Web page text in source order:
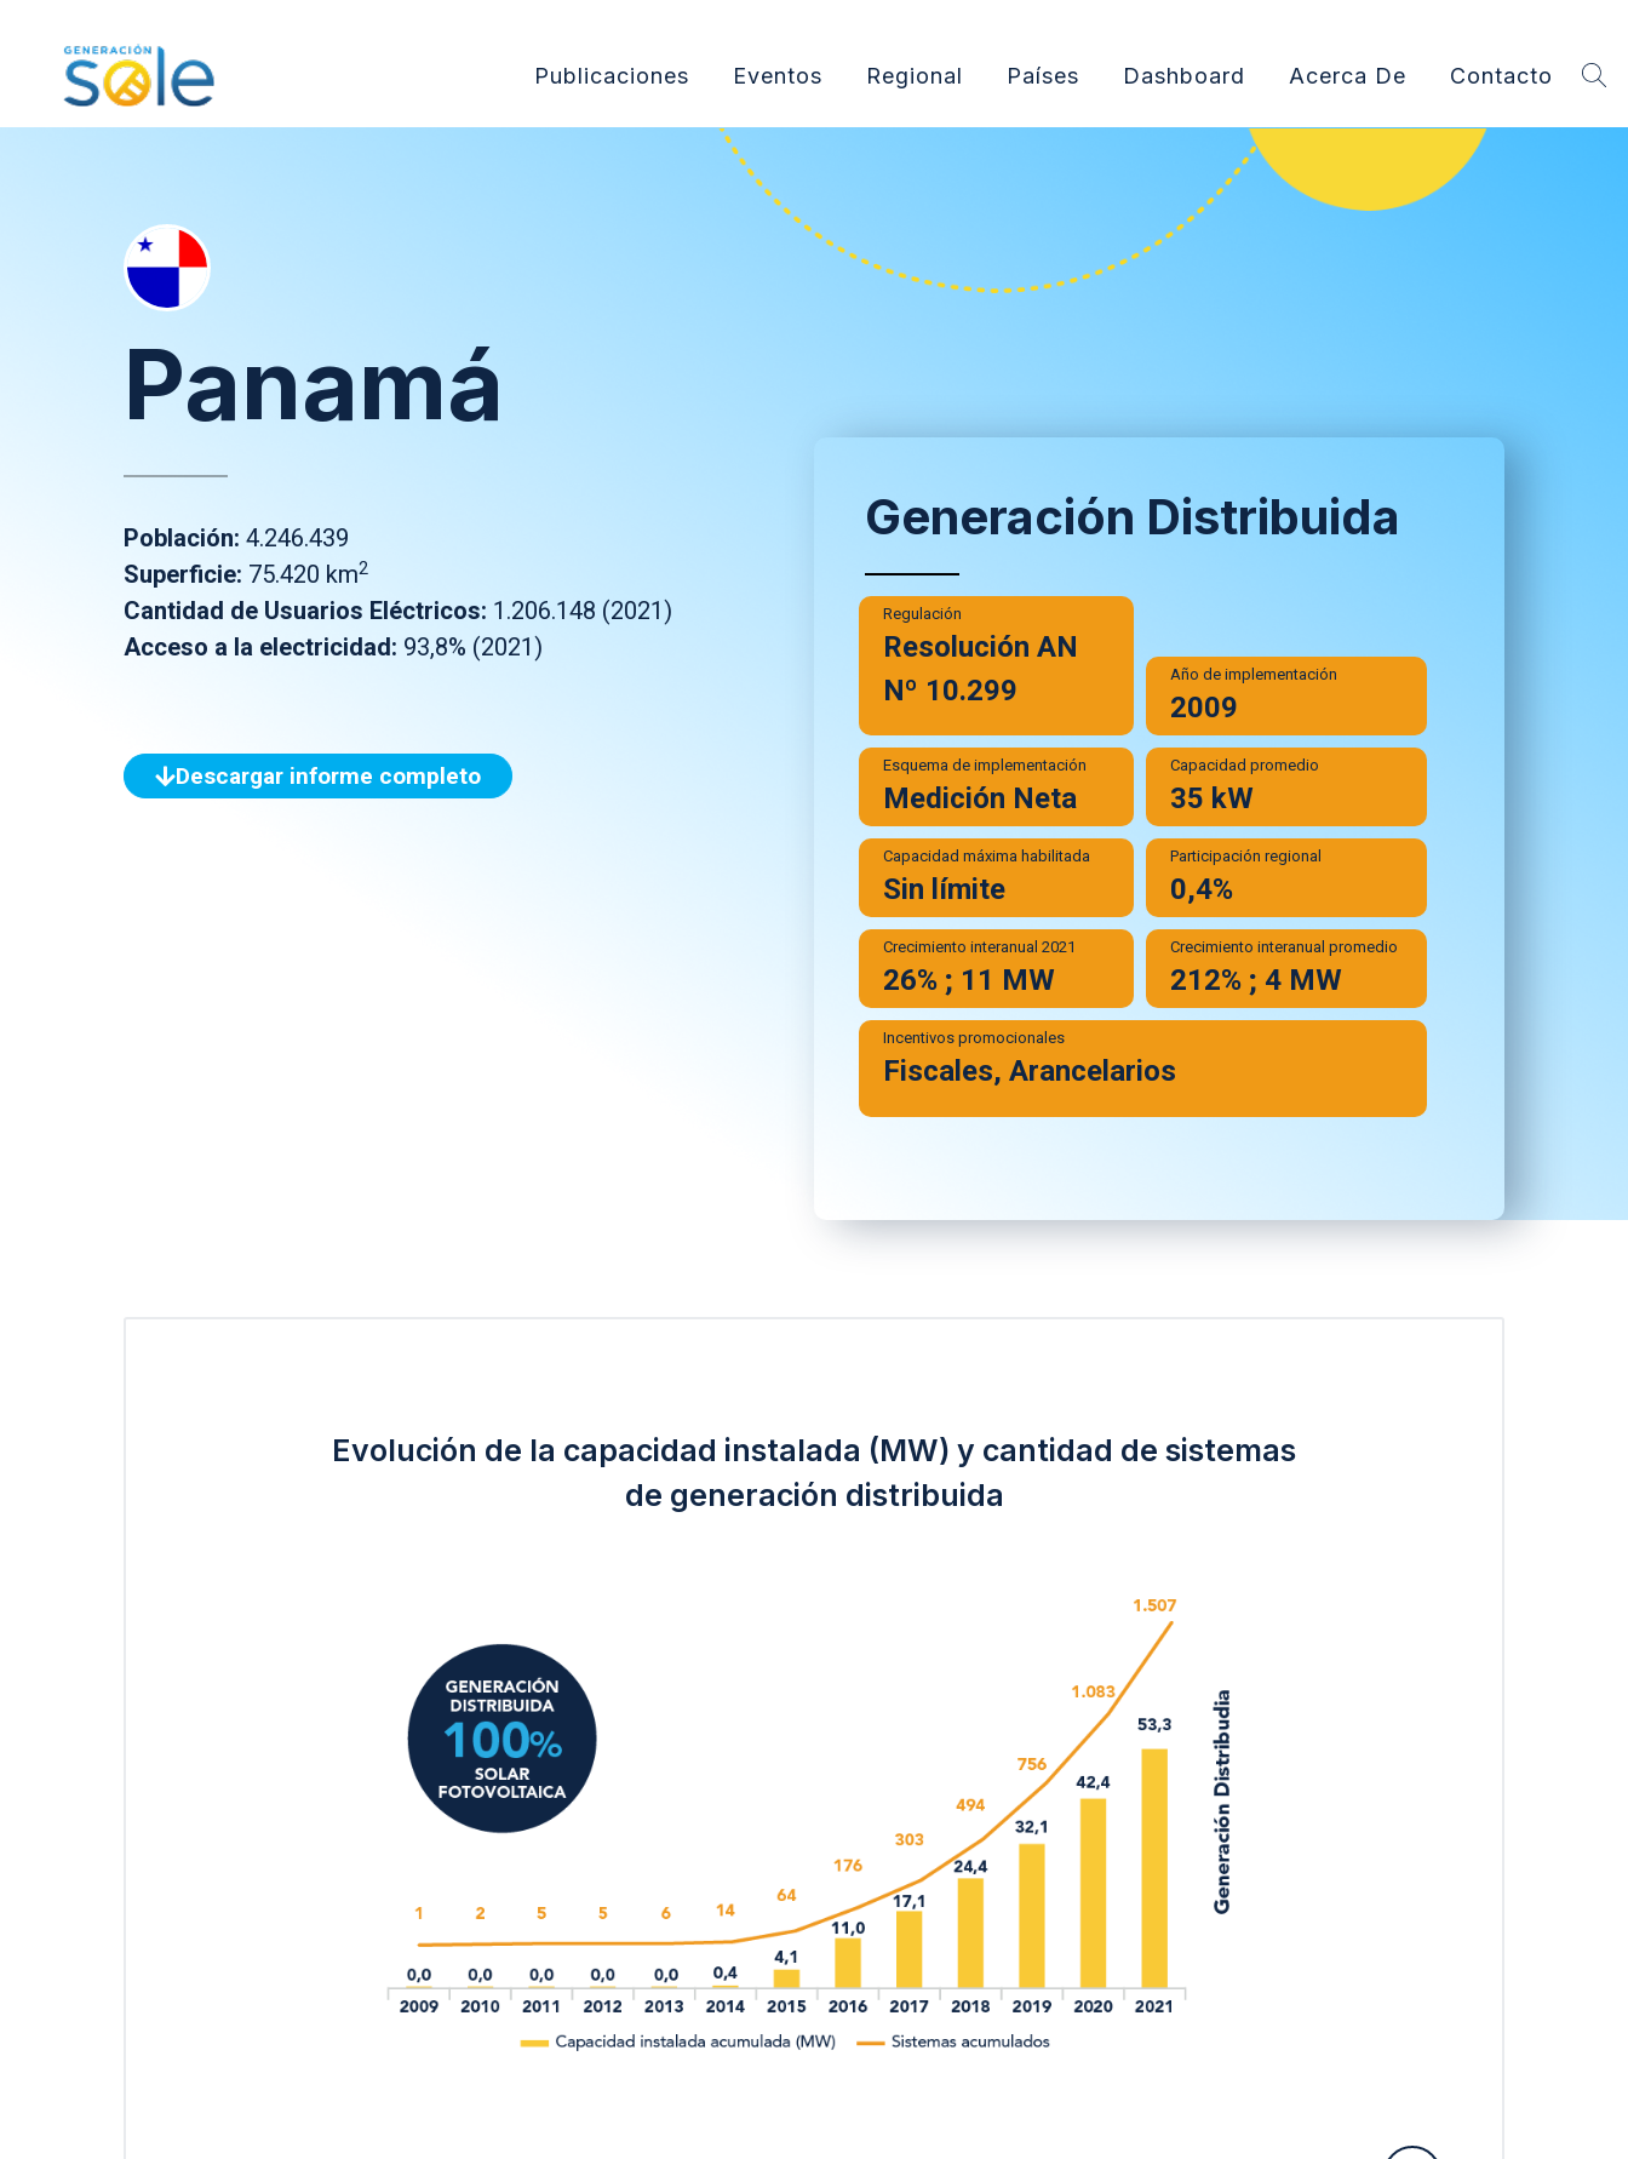
Publicaciones Eventos Regional Países Dashboard Acerca De Contacto
Panamá
Población: 4.246.439
Superficie: 75.420 km2
Cantidad de Usuarios Eléctricos: 1.206.148 (2021)
Acceso a la electricidad: 93,8% (2021)
Descargar informe completo
Generación Distribuida
Regulación
Resolución AN
Nº 10.299
Año de implementación
2009
Esquema de implementación
Medición Neta
Capacidad promedio
35 kW
Capacidad máxima habilitada
Sin límite
Participación regional
0,4%
Crecimiento interanual 2021
26% ; 11 MW
Crecimiento interanual promedio
212% ; 4 MW
Incentivos promocionales
Fiscales, Arancelarios
Evolución de la capacidad instalada (MW) y cantidad de sistemas
de generación distribuida